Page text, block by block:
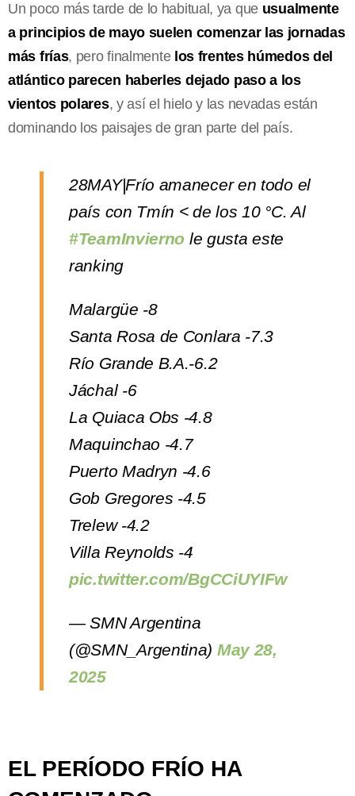
Un poco más tarde de lo habitual, ya que usualmente
a principios de mayo suelen comenzar las jornadas
más frías, pero finalmente los frentes húmedos del
atlántico parecen haberles dejado paso a los
vientos polares, y así el hielo y las nevadas están
dominando los paisajes de gran parte del país.
28MAY|Frío amanecer en todo el
país con Tmín < de los 10 °C. Al
#TeamInvierno le gusta este
ranking
Malargüe -8
Santa Rosa de Conlara -7.3
Río Grande B.A.-6.2
Jáchal -6
La Quiaca Obs -4.8
Maquinchao -4.7
Puerto Madryn -4.6
Gob Gregores -4.5
Trelew -4.2
Villa Reynolds -4
pic.twitter.com/BgCCiUYIFw
— SMN Argentina
(@SMN_Argentina) May 28,
2025
EL PERÍODO FRÍO HA